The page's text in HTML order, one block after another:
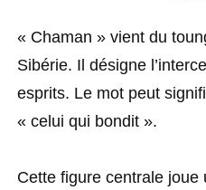
« Chaman » vient du
Sibérie. Il désigne
esprits. Le mot peut
« celui qui bondit ».
Cette figure centrale